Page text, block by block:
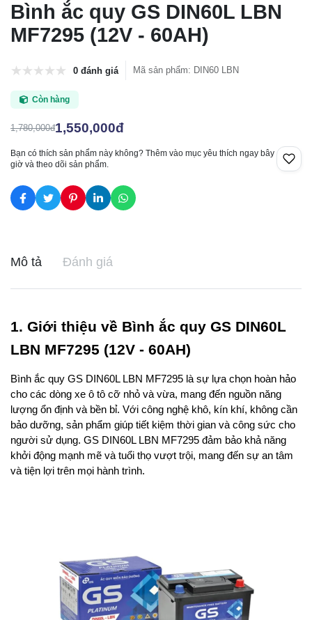
Bình ắc quy GS DIN60L LBN
MF7295 (12V - 60AH)
0 đánh giá Mã sản phẩm: DIN60 LBN
Còn hàng
1,780,000đ1,550,000đ
Bạn có thích sản phẩm này không? Thêm vào mục yêu thích ngay bây
giờ và theo dõi sản phẩm.
Mô tả Đánh giá
1. Giới thiệu về Bình ắc quy GS DIN60L
LBN MF7295 (12V - 60AH)
Bình ắc quy GS DIN60L LBN MF7295 là sự lựa chọn hoàn hảo
cho các dòng xe ô tô cỡ nhỏ và vừa, mang đến nguồn năng
lượng ổn định và bền bỉ. Với công nghệ khô, kín khí, không cần
bảo dưỡng, sản phẩm giúp tiết kiệm thời gian và công sức cho
người sử dụng. GS DIN60L LBN MF7295 đảm bảo khả năng
khởi động mạnh mẽ và tuổi thọ vượt trội, mang đến sự an tâm
và tiện lợi trên mọi hành trình.